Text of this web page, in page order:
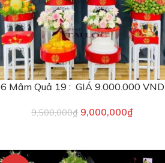
6 Mâm Quả 19 : GIÁ 9.000.000 VND
9,500,000₫ 9,000,000₫